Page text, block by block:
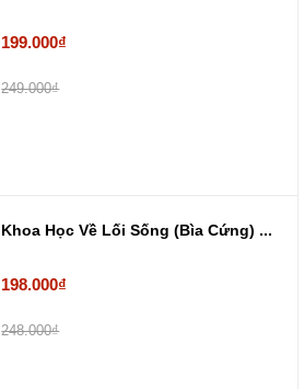
199.000₫
249.000₫
Khoa Học Về Lối Sống (Bìa Cứng) ...
198.000₫
248.000₫